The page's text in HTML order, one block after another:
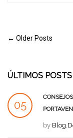
← Older Posts
ÚLTIMOS POSTS
05
by